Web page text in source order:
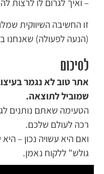
– ואיך לגרום לו לרצות
(הנעה לפעולה) שאנחנו
לסיכום
אתר טוב לא נגמר
שמוביל לתוצאה.
הטעימה שאתם נותנים
רכה לעולם שלכם.
ואם היא עשויה נכון –
גולש" ללקוח נאמן.